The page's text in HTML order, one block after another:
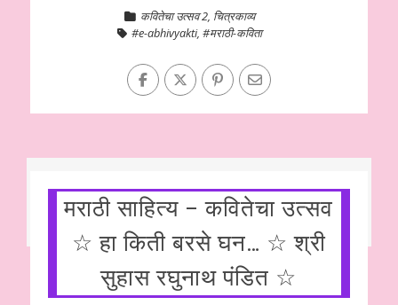
कवितेचा उत्सव 2 चित्रकाव्य
#e-abhivyakti,#मराठी-कविता
मराठी साहित्य – कवितेचा उत्सव
☆ हा किती बरसे घन… ☆ श्री
सुहास रघुनाथ पंडित ☆